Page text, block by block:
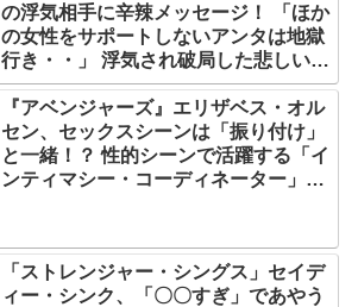
の浮気相手に辛辣メッセージ！ 「ほか
の女性をサポートしないアンタは地獄
行き・・」 浮気され破局した悲しい心
境を赤裸々に語る
『アベンジャーズ』エリザベス・オル
セン、セックスシーンは「振り付け」
と一緒！？ 性的シーンで活躍する「イ
ンティマシー・コーディネーター」の
「ストレンジャー・シングス」セイデ
ィー・シンク、「〇〇すぎ」であやう